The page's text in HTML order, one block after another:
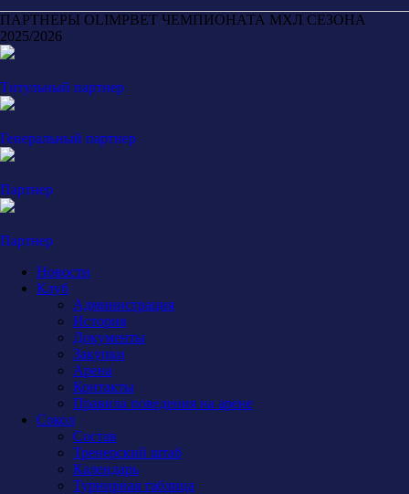
ПАРТНЕРЫ OLIMPBET ЧЕМПИОНАТА МХЛ СЕЗОНА
2025/2026
Титульный партнер
Генеральный партнер
Партнер
Партнер
Новости
Клуб
Администрация
История
Документы
Закупки
Арена
Контакты
Правила поведения на арене
Сокол
Состав
Тренерский штаб
Календарь
Турнирная таблица